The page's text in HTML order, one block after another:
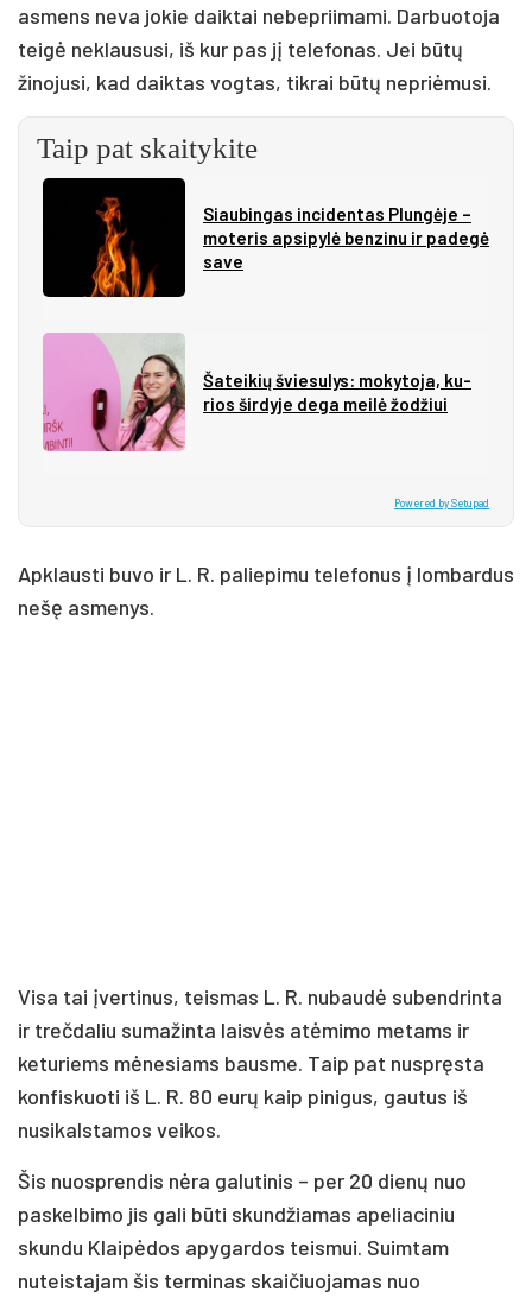
asmens neva jokie daiktai nebepriimami. Darbuotoja
teigė neklaususi, iš kur pas jį telefonas. Jei būtų
žinojusi, kad daiktas vogtas, tikrai būtų nepriėmusi.
Taip pat skaitykite
Siau­bin­gas in­ci­den­tas Plun­gė­je –
mo­te­ris ap­si­py­lė ben­zi­nu ir pa­de­gė
sa­ve
Ša­tei­kių švie­su­lys: mo­ky­to­ja, ku­
rios šir­dy­je de­ga mei­lė žo­džiui
Powered by Setupad
Apklausti buvo ir L. R. paliepimu telefonus į lombardus
nešę asmenys.
Visa tai įvertinus, teismas L. R. nubaudė subendrinta
ir trečdaliu sumažinta laisvės atėmimo metams ir
keturiems mėnesiams bausme. Taip pat nuspręsta
konfiskuoti iš L. R. 80 eurų kaip pinigus, gautus iš
nusikalstamos veikos.
Šis nuosprendis nėra galutinis – per 20 dienų nuo
paskelbimo jis gali būti skundžiamas apeliaciniu
skundu Klaipėdos apygardos teismui. Suimtam
nuteistajam šis terminas skaičiuojamas nuo